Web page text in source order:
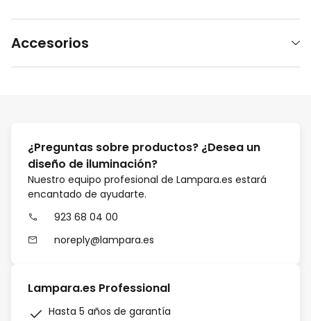
Accesorios
¿Preguntas sobre productos? ¿Desea un
diseño de iluminación?
Nuestro equipo profesional de Lampara.es estará
encantado de ayudarte.
923 68 04 00
noreply@lampara.es
Lampara.es Professional
Hasta 5 años de garantía